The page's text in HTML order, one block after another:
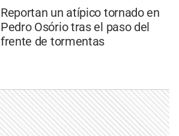
Reportan un atípico tornado en
Pedro Osório tras el paso del
frente de tormentas